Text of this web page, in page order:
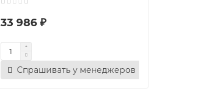
33 986 ₽
Спрашивать у менеджеров